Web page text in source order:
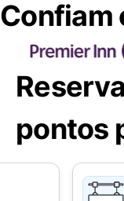
Confiam
pontos